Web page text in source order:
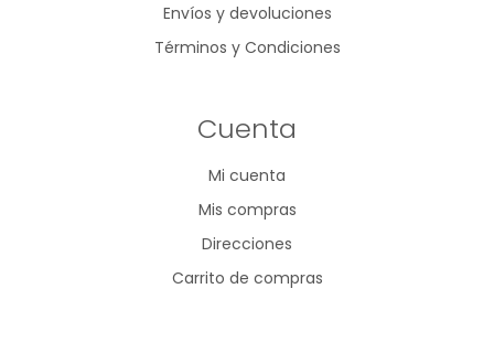
Envíos y devoluciones
Términos y Condiciones
Cuenta
Mi cuenta
Mis compras
Direcciones
Carrito de compras